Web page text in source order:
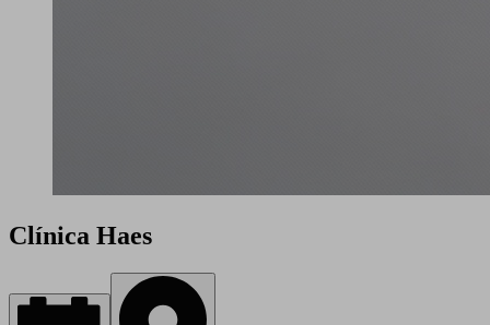
Clínica Haes